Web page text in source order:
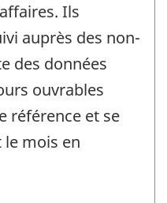
Ils
auprès des non-
des données
ouvrables
référence et se
mois en